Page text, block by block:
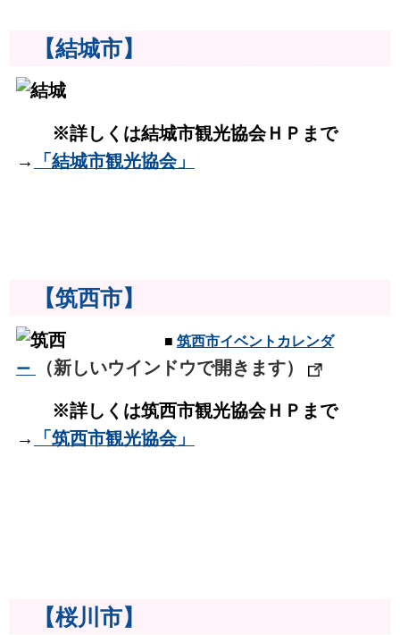
【結城市】
※詳しくは結城市観光協会ＨＰまで
→
「結城市観光協会」
【筑西市】
■ 筑西市イベントカレンダ
ー
（新しいウインドウで開きます）
※詳しくは筑西市観光協会ＨＰまで
→
「筑西市観光協会」
【桜川市】